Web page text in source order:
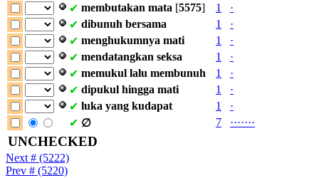
✔ membutakan mata [5575] 1
·
✔ dibunuh bersama 1
·
✔ menghukumnya mati 1
·
✔ mendatangkan seksa 1
·
✔ memukul lalu membunuh 1
·
✔ dipukul hingga mati 1
·
✔ luka yang kudapat 1
·
✔ ∅ 7 ·······
UNCHECKED
Next # (5222)
Prev # (5220)